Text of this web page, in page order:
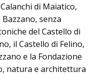
di Maiatico,
Bazzano, senza
del Castello di
il Castello di Felino,
e la Fondazione
natura e architettura